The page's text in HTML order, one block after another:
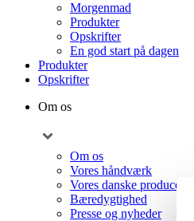
Morgenmad
Produkter
Opskrifter
En god start på dagen
Produkter
Opskrifter
Om os
Om os
Vores håndværk
Vores danske producenter
Bæredygtighed
Presse og nyheder